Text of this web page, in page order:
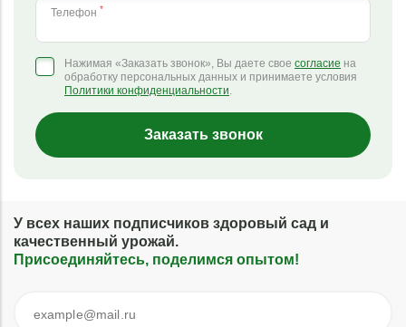
Телефон *
Нажимая «Заказать звонок», Вы даете свое согласие на
обработку персональных данных и принимаете условия
Политики конфиденциальности.
Заказать звонок
У всех наших подписчиков здоровый сад и
качественный урожай.
Присоединяйтесь, поделимся опытом!